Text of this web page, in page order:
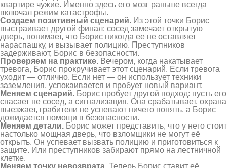
квартире чужие. Именно здесь его мозг раньше всегда
включал режим катастрофы.
Создаем позитивный сценарий. Из этой точки Борис
выстраивает другой финал: сосед замечает открытую
дверь, понимает, что Борис никогда ее не оставляет
нараспашку, и вызывает полицию. Преступников
задерживают, Борис в безопасности.
Проверяем на практике. Вечером, когда накатывает
тревога, Борис прокручивает этот сценарий. Если тревога
уходит — отлично. Если нет — он использует техники
заземления, успокаивается и пробует новый вариант.
Меняем сценарий. Борис пробует другой подход: пусть его
спасает не сосед, а сигнализация. Она срабатывает, охрана
выезжает, грабители не успевают ничего понять, а Борис
дожидается помощи в безопасности.
Меняем детали. Борис может представить, что у него стоит
настолько мощная дверь, что взломщики не могут её
открыть. Он успевает вызвать полицию и приготовиться к
защите. Или преступников забирают прямо на лестничной
клетке.
Меняем точку невозврата. Теперь Борис ставит её